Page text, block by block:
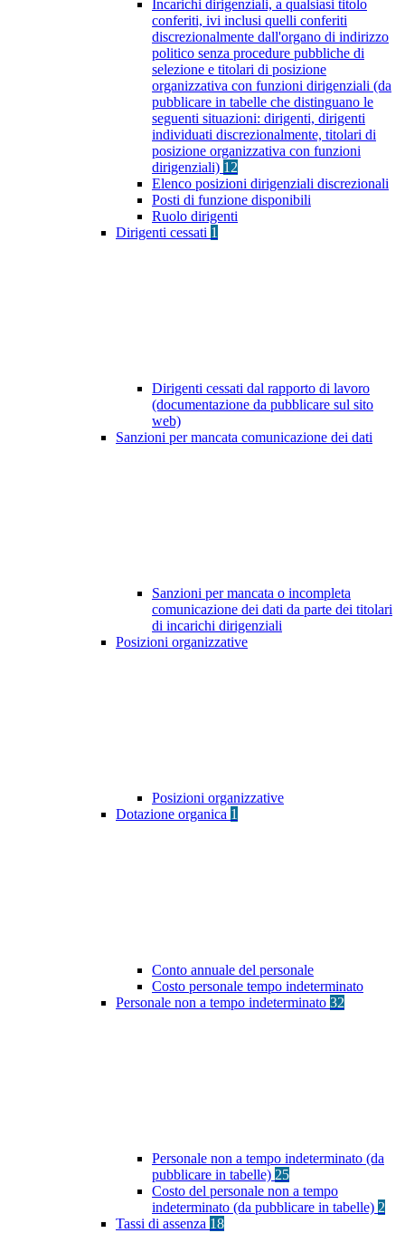
Incarichi dirigenziali, a qualsiasi titolo
conferiti, ivi inclusi quelli conferiti
discrezionalmente dall'organo di indirizzo
politico senza procedure pubbliche di
selezione e titolari di posizione
organizzativa con funzioni dirigenziali (da
pubblicare in tabelle che distinguano le
seguenti situazioni: dirigenti, dirigenti
individuati discrezionalmente, titolari di
posizione organizzativa con funzioni
dirigenziali) 12
Elenco posizioni dirigenziali discrezionali
Posti di funzione disponibili
Ruolo dirigenti
Dirigenti cessati 1
Dirigenti cessati dal rapporto di lavoro
(documentazione da pubblicare sul sito
web)
Sanzioni per mancata comunicazione dei dati
Sanzioni per mancata o incompleta
comunicazione dei dati da parte dei titolari
di incarichi dirigenziali
Posizioni organizzative
Posizioni organizzative
Dotazione organica 1
Conto annuale del personale
Costo personale tempo indeterminato
Personale non a tempo indeterminato 32
Personale non a tempo indeterminato (da
pubblicare in tabelle) 25
Costo del personale non a tempo
indeterminato (da pubblicare in tabelle) 2
Tassi di assenza 18